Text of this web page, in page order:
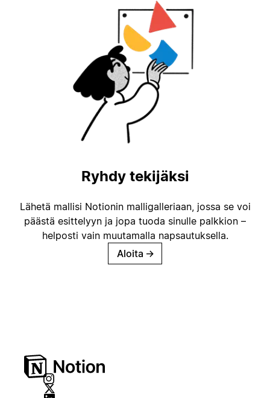
Ryhdy tekijäksi
Lähetä mallisi Notionin malligalleriaan, jossa se voi
päästä esittelyyn ja jopa tuoda sinulle palkkion –
helposti vain muutamalla napsautuksella.
Aloita →